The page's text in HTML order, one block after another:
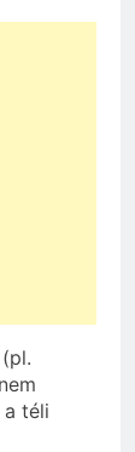
téli